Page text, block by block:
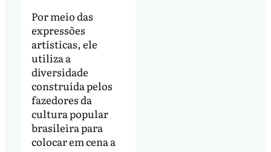
Por meio das
expressões
artísticas, ele
utiliza a
diversidade
construída pelos
fazedores da
cultura popular
brasileira para
colocar em cena a